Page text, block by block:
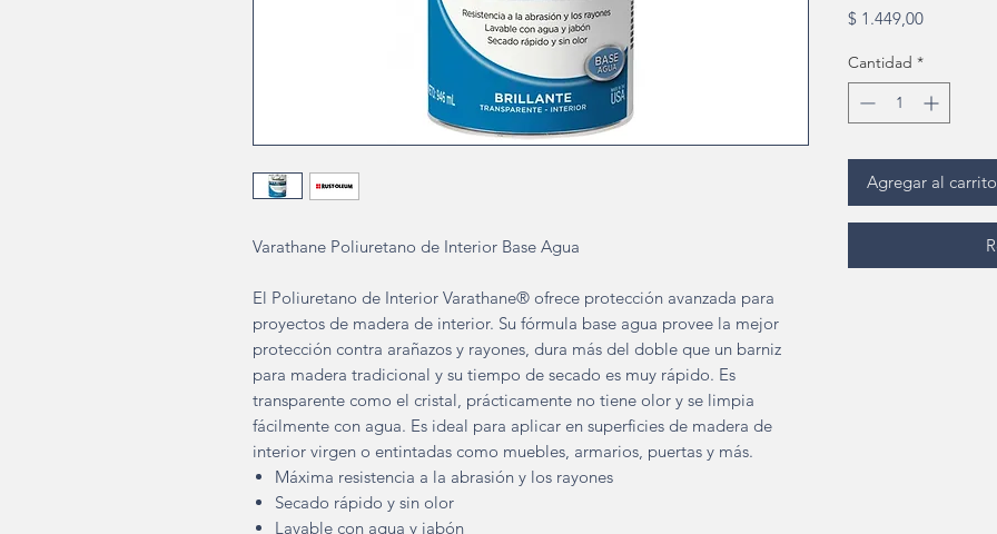
Varathane Poliuretano de Interior Base Agua
El Poliuretano de Interior Varathane® ofrece protección avanzada para
proyectos de madera de interior. Su fórmula base agua provee la mejor
protección contra arañazos y rayones, dura más del doble que un barniz
para madera tradicional y su tiempo de secado es muy rápido. Es
transparente como el cristal, prácticamente no tiene olor y se limpia
fácilmente con agua. Es ideal para aplicar en superficies de madera de
interior virgen o entintadas como muebles, armarios, puertas y más.
Máxima resistencia a la abrasión y los rayones
Secado rápido y sin olor
Lavable con agua y jabón
$ 1.449,00Precio
Cantidad *
Agregar al carrito